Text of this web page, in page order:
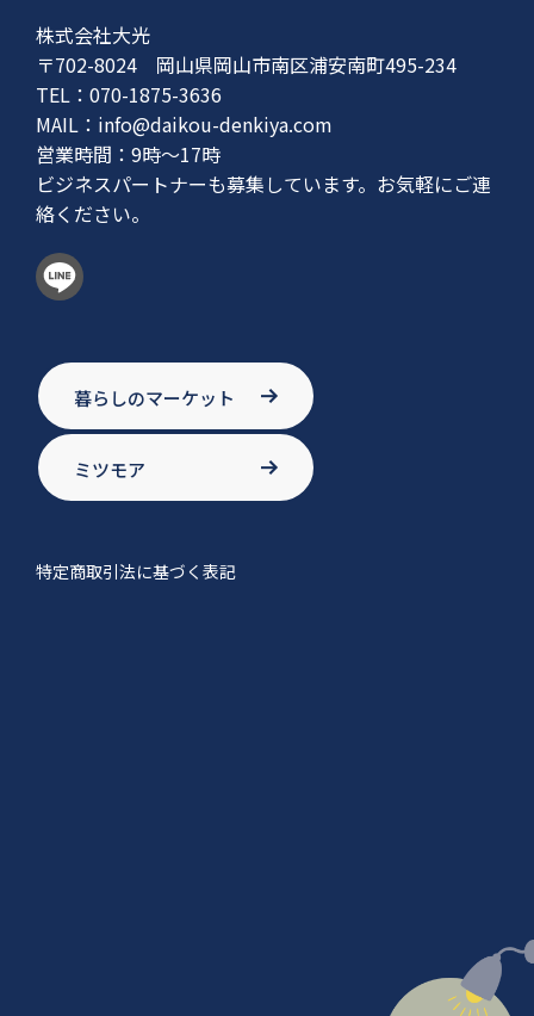
株式会社大光
〒702-8024 岡山県岡山市南区浦安南町495-234
TEL：070-1875-3636
MAIL： info@daikou-denkiya.com
営業時間：9時〜17時
ビジネスパートナーも募集しています。お気軽にご連
絡ください。
暮らしのマーケット
ミツモア
特定商取引法に基づく表記